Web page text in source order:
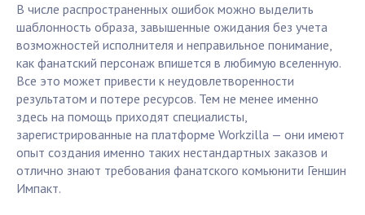
В числе распространенных ошибок можно выделить
шаблонность образа, завышенные ожидания без учета
возможностей исполнителя и неправильное понимание,
как фанатский персонаж впишется в любимую вселенную.
Все это может привести к неудовлетворенности
результатом и потере ресурсов. Тем не менее именно
здесь на помощь приходят специалисты,
зарегистрированные на платформе Workzilla — они имеют
опыт создания именно таких нестандартных заказов и
отлично знают требования фанатского комьюнити Геншин
Импакт.